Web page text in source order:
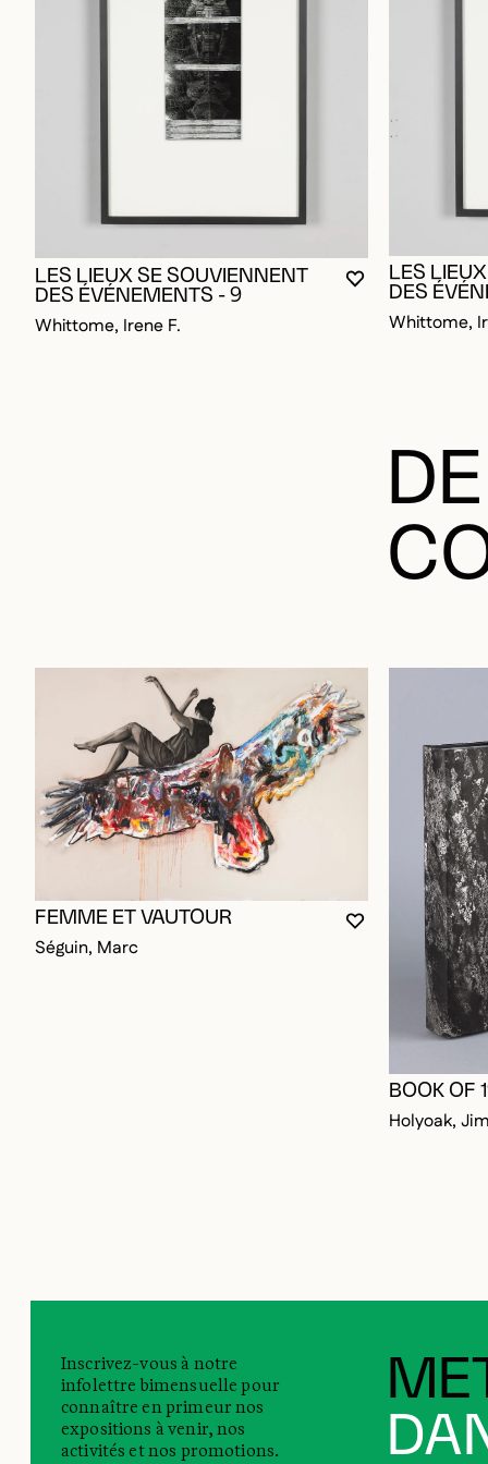
VOUS DEVEZ
FERMER LA
OUVRIR LA
LES LIEUX SE SOUVIENNENT
DES ÉVÉNEMENTS - 9
Whittome, Irene F.
LES
DES
Whittome,
VOUS DEVEZ
FERMER LA
OUVRIR LA
FEMME ET VAUTOUR
Séguin, Marc
BOOK OF
Holyoak, Jim
Inscrivez-vous à notre
infolettre bimensuelle pour
connaître en primeur nos
expositions à venir, nos
activités et nos promotions.